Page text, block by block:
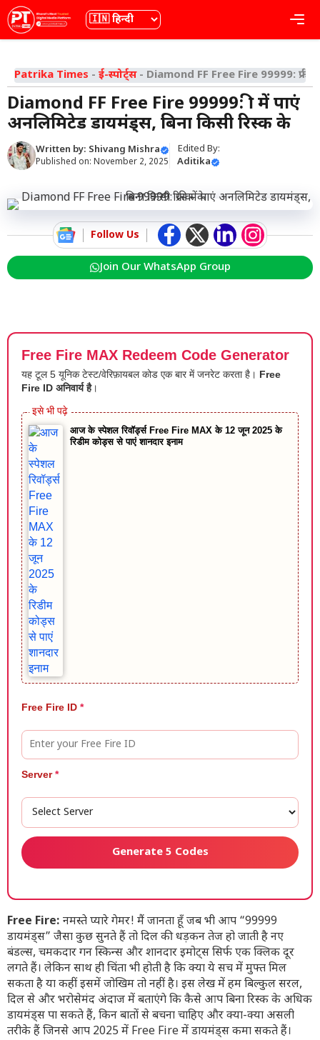
Skip
to
content
भाषा
Patrika Times - ई-स्पोर्ट्स- Diamond FF Free Fire 99999: फ्री
Diamond FF Free Fire 99999: फ्री में पाएं
अनलिमिटेड डायमंड्स, बिना किसी रिस्क के
Written by: Shivang Mishra
Published on: November 2, 2025
Edited By:
Aditika
Follow Us
Join Our WhatsApp Group
Free Fire MAX Redeem Code Generator
यह टूल 5 यूनिक टेस्ट/वेरिफ़ायबल कोड एक बार में जनरेट करता है। Free
Fire ID अनिवार्य है।
आज के स्पेशल रिवॉर्ड्स Free Fire MAX के 12 जून 2025 के
रिडीम कोड्स से पाएं शानदार इनाम
Free Fire ID *
Server*
Generate 5 Codes
Free Fire: नमस्ते प्यारे गेमर! मैं जानता हूँ जब भी आप “99999
डायमंड्स” जैसा कुछ सुनते हैं तो दिल की धड़कन तेज हो जाती है नए
बंडल्स, चमकदार गन स्किन्स और शानदार इमोट्स सिर्फ एक क्लिक दूर
लगते हैं। लेकिन साथ ही चिंता भी होती है कि क्या ये सच में मुफ्त मिल
सकता है या कहीं इसमें जोखिम तो नहीं है। इस लेख में हम बिल्कुल सरल,
दिल से और भरोसेमंद अंदाज में बताएंगे कि कैसे आप बिना रिस्क के अधिक
डायमंड्स पा सकते हैं, किन बातों से बचना चाहिए और क्या-क्या असली
तरीके हैं जिनसे आप 2025 में Free Fire में डायमंड्स कमा सकते हैं।